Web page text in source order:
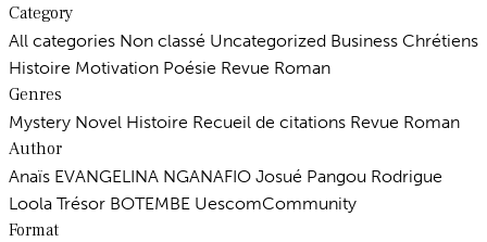
sur
la
du
Category
All categories Non classé Uncategorized Business Chrétiens
Histoire Motivation Poésie Revue Roman
Genres
Mystery Novel Histoire Recueil de citations Revue Roman
Author
Anaïs EVANGELINA NGANAFIO Josué Pangou Rodrigue
Loola Trésor BOTEMBE UescomCommunity
Format